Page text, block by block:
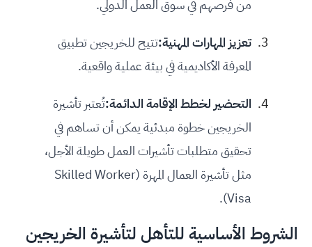
من فرصهم في سوق العمل الدولي.
تعزيز المهارات المهنية:تتيح للخريجين تطبيق
المعرفة الأكاديمية في بيئة عملية واقعية.
التحضير لخطط الإقامة الدائمة:تُعتبر تأشيرة
الخريجين خطوة مبدئية يمكن أن تساهم في
تحقيق متطلبات تأشيرات العمل طويلة الأجل،
مثل تأشيرة العمال المهرة (Skilled Worker
Visa).
الشروط الأساسية للتأهل لتأشيرة الخريجين